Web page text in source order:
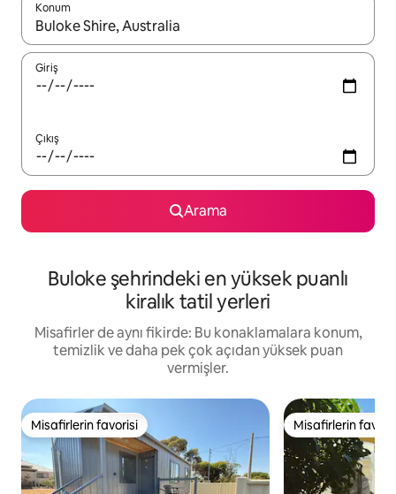
Konum
Sonuçlar kullanılabilir olduğunda yukarı ve aşağı oklarıyla
Giriş
Çıkış
Arama
Buloke şehrindeki en yüksek puanlı
kiralık tatil yerleri
Misafirler de aynı fikirde: Bu konaklamalara konum,
temizlik ve daha pek çok açıdan yüksek puan
vermişler.
Misafirlerin favorisi
Misafirlerin favorisi Misafirlerin
Misafirlerin